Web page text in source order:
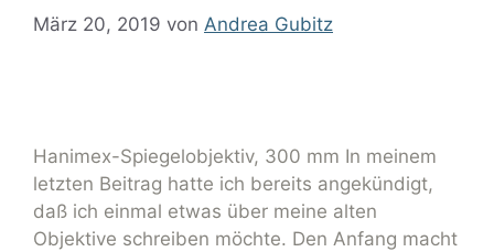
März 20, 2019 von Andrea Gubitz
Hanimex-Spiegelobjektiv, 300 mm In meinem
letzten Beitrag hatte ich bereits angekündigt,
daß ich einmal etwas über meine alten
Objektive schreiben möchte. Den Anfang macht